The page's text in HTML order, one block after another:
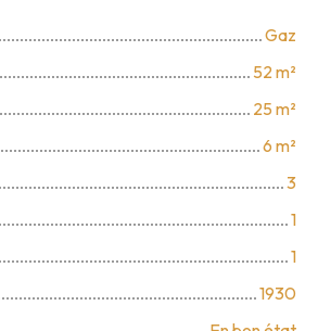
Gaz
52m²
25m²
6 m²
3
1
1
1930